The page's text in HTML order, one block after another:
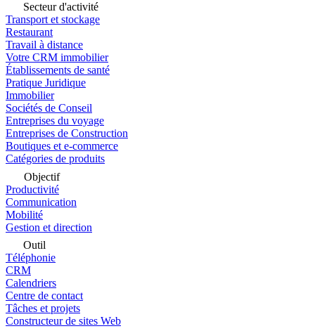
Secteur d'activité
Transport et stockage
Restaurant
Travail à distance
Votre CRM immobilier
Établissements de santé
Pratique Juridique
Immobilier
Sociétés de Conseil
Entreprises du voyage
Entreprises de Construction
Boutiques et e-commerce
Catégories de produits
Objectif
Productivité
Communication
Mobilité
Gestion et direction
Outil
Téléphonie
CRM
Calendriers
Centre de contact
Tâches et projets
Constructeur de sites Web